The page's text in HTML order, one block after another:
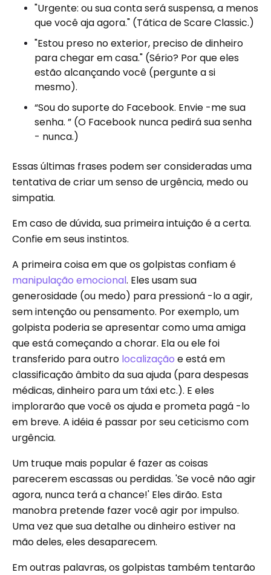
"Urgente: ou sua conta será suspensa, a menos
que você aja agora." (Tática de Scare Classic.)
"Estou preso no exterior, preciso de dinheiro
para chegar em casa." (Sério? Por que eles
estão alcançando você (pergunte a si
mesmo).
“Sou do suporte do Facebook. Envie -me sua
senha. ” (O Facebook nunca pedirá sua senha
- nunca.)
Essas últimas frases podem ser consideradas uma
tentativa de criar um senso de urgência, medo ou
simpatia.
Em caso de dúvida, sua primeira intuição é a certa.
Confie em seus instintos.
A primeira coisa em que os golpistas confiam é
manipulação emocional. Eles usam sua
generosidade (ou medo) para pressioná -lo a agir,
sem intenção ou pensamento. Por exemplo, um
golpista poderia se apresentar como uma amiga
que está começando a chorar. Ela ou ele foi
transferido para outro localização e está em
classificação âmbito da sua ajuda (para despesas
médicas, dinheiro para um táxi etc.). E eles
implorarão que você os ajuda e prometa pagá -lo
em breve. A idéia é passar por seu ceticismo com
urgência.
Um truque mais popular é fazer as coisas
parecerem escassas ou perdidas. 'Se você não agir
agora, nunca terá a chance!' Eles dirão. Esta
manobra pretende fazer você agir por impulso.
Uma vez que sua detalhe ou dinheiro estiver na
mão deles, eles desaparecem.
Em outras palavras, os golpistas também tentarão